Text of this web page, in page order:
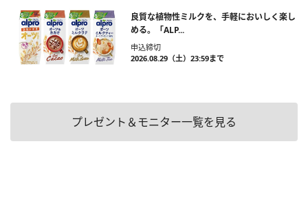
良質な植物性ミルクを、手軽においしく楽し
める。「ALP...
申込締切
2026.08.29（土）23:59まで
プレゼント＆モニター一覧を見る